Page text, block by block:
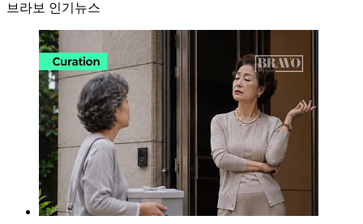
브라보 인기뉴스